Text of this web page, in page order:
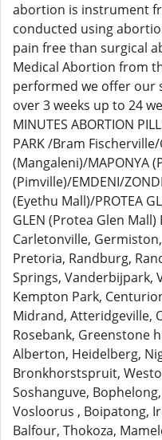
abortion is instrument
conducted using
pain free than surgical
Medical Abortion from
performed we offer our
over 3 weeks up to 24
MINUTES ABORTION
PARK /Bram Fischerville/
(Mangaleni)/MAPONYA
(Pimville)/EMDENI/
(Eyethu Mall)/PROTEA
GLEN (Protea Glen
Carletonville,
Pretoria, Randburg,
Springs, Vanderbijpark,
Kempton Park,
Midrand, Atteridgeville,
Rosebank, Greenstone
Alberton, Heidelberg,
Bronkhorstspruit,
Soshanguve,
Vosloorus , Boipatong,
Balfour, Thokoza,